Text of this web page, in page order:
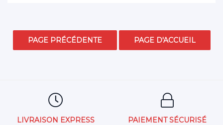
LIVRAISON EXPRESS
PAIEMENT SÉCURISÉ